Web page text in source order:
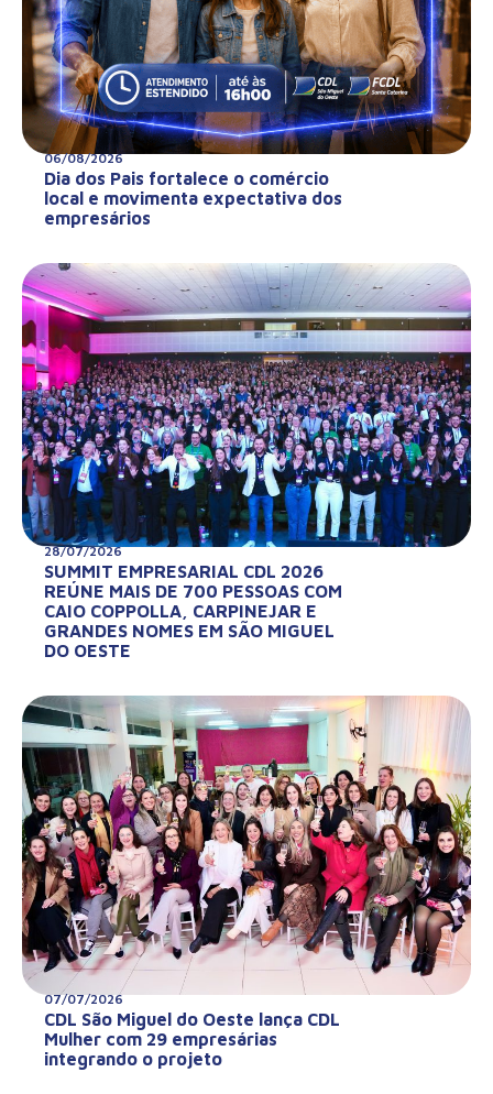
06/08/2026
Dia dos Pais fortalece o comércio
local e movimenta expectativa dos
empresários
28/07/2026
SUMMIT EMPRESARIAL CDL 2026
REÚNE MAIS DE 700 PESSOAS COM
CAIO COPPOLLA, CARPINEJAR E
GRANDES NOMES EM SÃO MIGUEL
DO OESTE
07/07/2026
CDL São Miguel do Oeste lança CDL
Mulher com 29 empresárias
integrando o projeto